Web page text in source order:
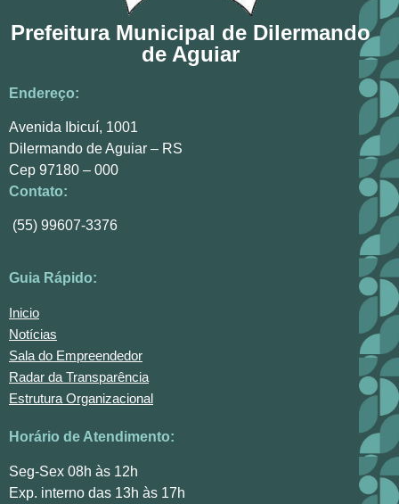
Prefeitura Municipal de Dilermando
de Aguiar
Endereço:
Avenida Ibicuí, 1001
Dilermando de Aguiar – RS
Cep 97180 – 000
Contato:
(55) 99607-3376
Guia Rápido:
Inicio
Notícias
Sala do Empreendedor
Radar da Transparência
Estrutura Organizacional
Horário de Atendimento:
Seg-Sex 08h às 12h
Exp. interno das 13h às 17h